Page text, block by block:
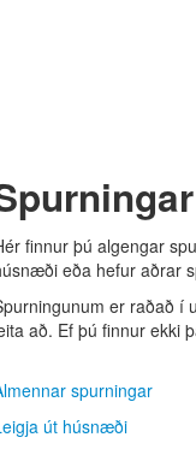
finnur þú algengar
eða hefur aðrar
er raðað í
að. Ef þú finnur ekki
spurningar
út húsnæði